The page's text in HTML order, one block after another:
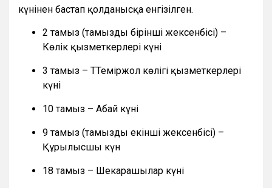
күнінен бастап қолданысқа енгізілген.
2 тамыз (тамыздың бірінші жексенбісі) –
Көлік қызметкерлері күні
3 тамыз – ТТеміржол көлігі қызметкерлері
күні
10 тамыз – Абай күні
9 тамыз (тамыздың екінші жексенбісі) –
Құрылысшы күн
18 тамыз – Шекарашылар күні